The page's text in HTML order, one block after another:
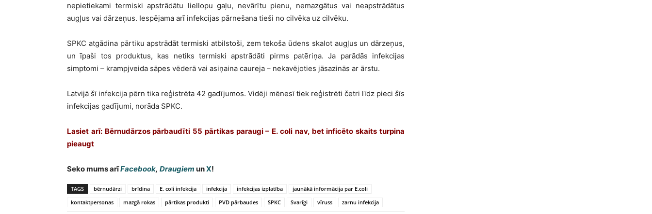
nepietiekami termiski apstrādātu liellopu gaļu, nevārītu pienu, nemazgātus vai neapstrādātus
augļus vai dārzeņus. Iespējama arī infekcijas pārnešana tieši no cilvēka uz cilvēku.
SPKC atgādina pārtiku apstrādāt termiski atbilstoši, zem tekoša ūdens skalot augļus un dārzeņus,
un īpaši tos produktus, kas netiks termiski apstrādāti pirms patēriņa. Ja parādās infekcijas
simptomi – krampjveida sāpes vēderā vai asiņaina caureja – nekavējoties jāsazinās ar ārstu.
Latvijā šī infekcija pērn tika reģistrēta 42 gadījumos. Vidēji mēnesī tiek reģistrēti četri līdz pieci šīs
infekcijas gadījumi, norāda SPKC.
Lasiet arī: Bērnudārzos pārbaudīti 55 pārtikas paraugi – E. coli nav, bet inficēto skaits turpina
pieaugt
Seko mums arīFacebook, Draugiem unX!
TAGS bērnudārzi brīdina E. coli infekcija infekcija infekcijas izplatība
jaunākā informācija par E.coli
kontaktpersonas
mazgā rokas pārtikas produkti PVD pārbaudes SPKC Svarīgi vīruss zarnu infekcija